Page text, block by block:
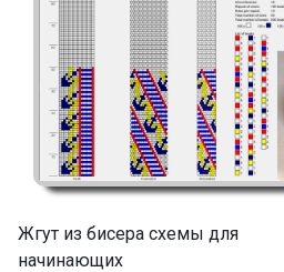
Жгут из бисера схемы для
начинающих